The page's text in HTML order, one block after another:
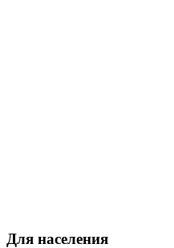
Для населения